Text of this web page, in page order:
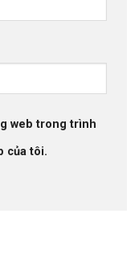
web trong trình
của tôi.